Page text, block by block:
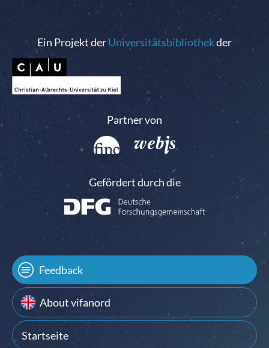
Ein Projekt derUniversitätsbibliothekder
Partner von
Gefördert durch die
Feedback
About vifanord
Startseite